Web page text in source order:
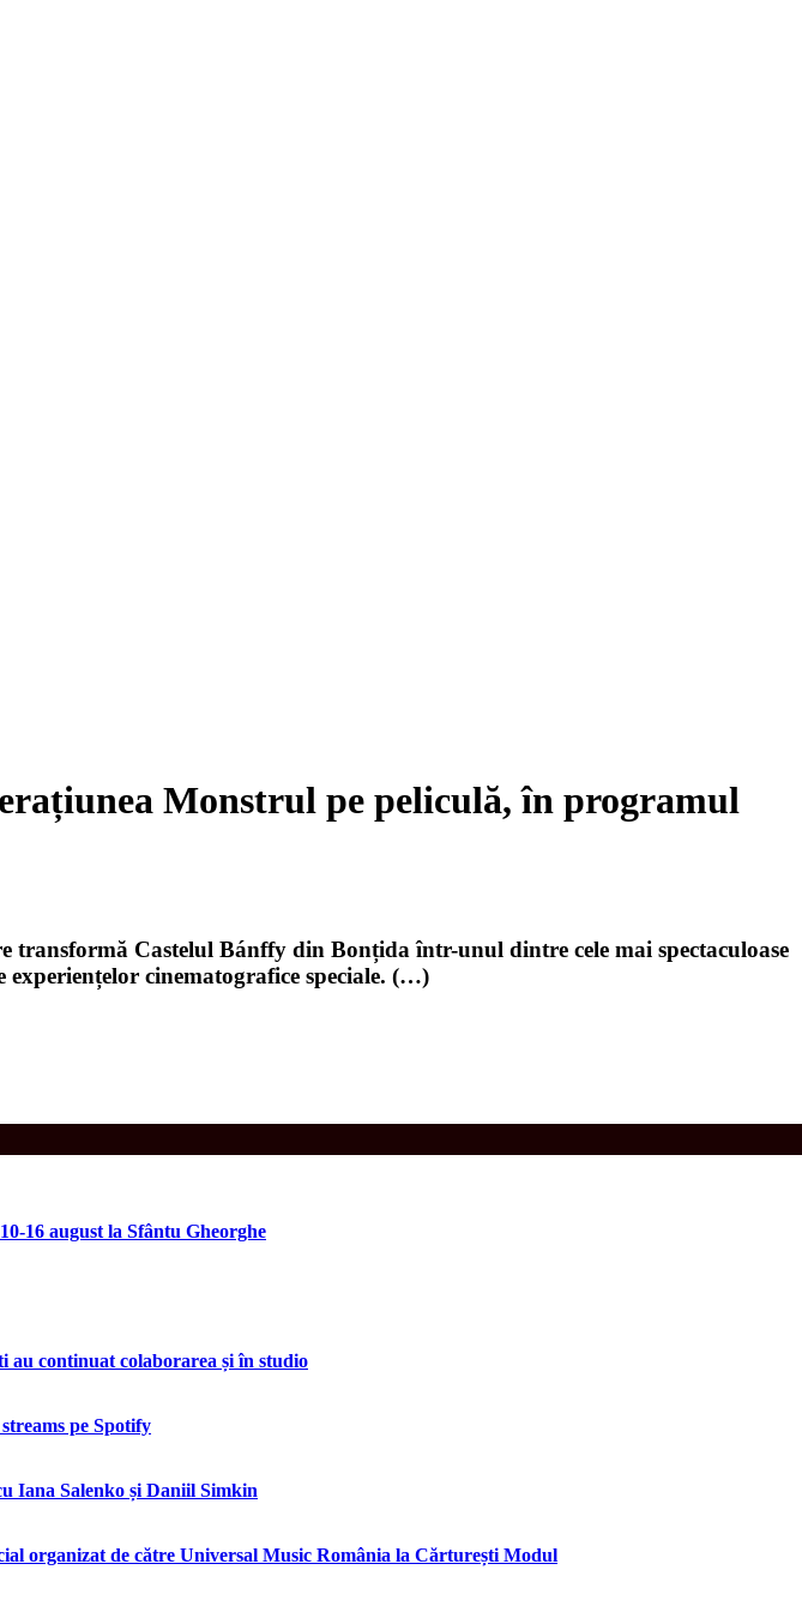
Monstrul pe peliculă, în programul
Castelul Bánffy din Bonțida într-unul dintre cele mai spectaculoase
cinematografice speciale. (…)
16 august la Sfântu Gheorghe
continuat colaborarea și în studio
pe Spotify
Iana Salenko și Daniil Simkin
organizat de către Universal Music România la Cărturești Modul